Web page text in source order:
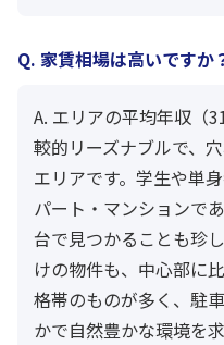
Q. 家賃相場は高いですか
A. エリアの平均年収（
較的リーズナブルで、
エリアです。学生や単
パート・マンションで
台で見つかることも珍
けの物件も、中心部に
格帯のものが多く、駐
かで自然豊かな環境を